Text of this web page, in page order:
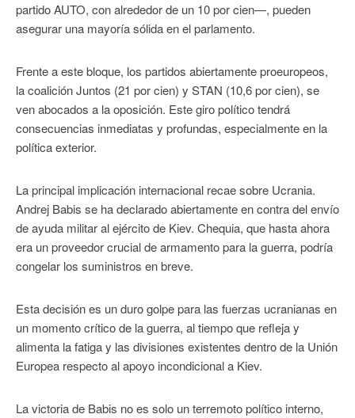
partido AUTO, con alrededor de un 10 por cien—, pueden
asegurar una mayoría sólida en el parlamento.
Frente a este bloque, los partidos abiertamente proeuropeos,
la coalición Juntos (21 por cien) y STAN (10,6 por cien), se
ven abocados a la oposición. Este giro político tendrá
consecuencias inmediatas y profundas, especialmente en la
política exterior.
La principal implicación internacional recae sobre Ucrania.
Andrej Babis se ha declarado abiertamente en contra del envío
de ayuda militar al ejército de Kiev. Chequia, que hasta ahora
era un proveedor crucial de armamento para la guerra, podría
congelar los suministros en breve.
Esta decisión es un duro golpe para las fuerzas ucranianas en
un momento crítico de la guerra, al tiempo que refleja y
alimenta la fatiga y las divisiones existentes dentro de la Unión
Europea respecto al apoyo incondicional a Kiev.
La victoria de Babis no es solo un terremoto político interno,